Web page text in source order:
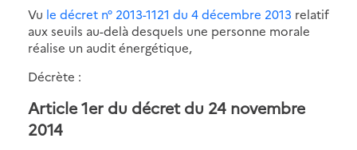
Vu le décret n° 2013-1121 du 4 décembre 2013 relatif
aux seuils au-delà desquels une personne morale
réalise un audit énergétique,
Décrète :
Article 1er du décret du 24 novembre
2014